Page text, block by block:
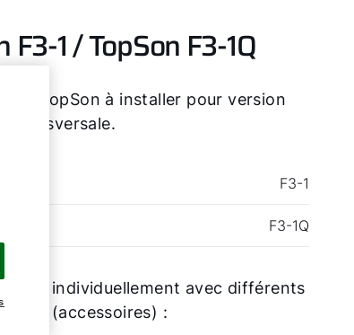
F3-1 / TopSon F3-1Q
TopSon à installer pour version
transversale.
F3-1
F3-1Q
monté individuellement avec différents
(accessoires) :